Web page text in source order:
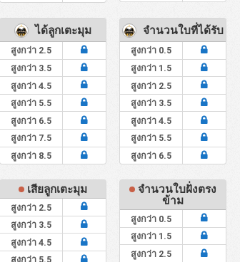
ได้ลูกเตะมุม
สูงกว่า 2.5
สูงกว่า 3.5
สูงกว่า 4.5
สูงกว่า 5.5
สูงกว่า 6.5
สูงกว่า 7.5
สูงกว่า 8.5
จำนวนใบที่ได้รับ
สูงกว่า 0.5
สูงกว่า 1.5
สูงกว่า 2.5
สูงกว่า 3.5
สูงกว่า 4.5
สูงกว่า 5.5
สูงกว่า 6.5
เสียลูกเตะมุม
สูงกว่า 2.5
สูงกว่า 3.5
สูงกว่า 4.5
สูงกว่า 5.5
จำนวนใบฝั่งตรง
ข้าม
สูงกว่า 0.5
สูงกว่า 1.5
สูงกว่า 2.5